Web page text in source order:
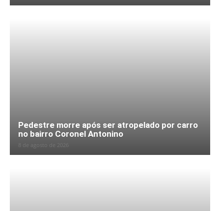
Pedestre morre após ser atropelado por carro
no bairro Coronel Antonino
8 de agosto de 2026